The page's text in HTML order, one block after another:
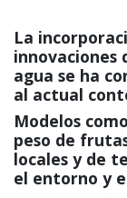
La
innovaciones
agua se ha
al actual
Modelos
peso de
locales y de
el entorno y